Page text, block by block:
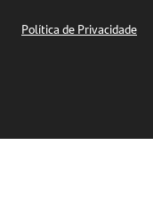
Política de Privacidade